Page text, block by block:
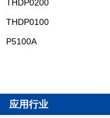
THDP0200
THDP0100
P5100A
应用行业